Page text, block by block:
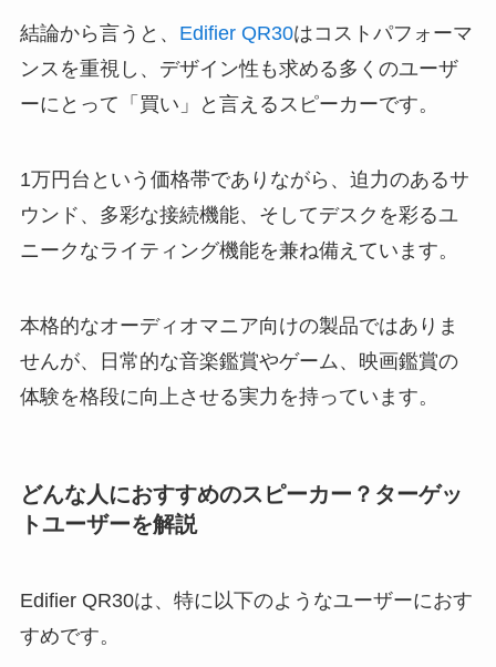
結論から言うと、 Edifier QR30はコストパフォーマ
ンスを重視し、デザイン性も求める多くのユーザ
ーにとって「買い」と言えるスピーカーです。
1万円台という価格帯でありながら、迫力のあるサ
ウンド、多彩な接続機能、そしてデスクを彩るユ
ニークなライティング機能を兼ね備えています。
本格的なオーディオマニア向けの製品ではありま
せんが、日常的な音楽鑑賞やゲーム、映画鑑賞の
体験を格段に向上させる実力を持っています。
どんな人におすすめのスピーカー？ターゲッ
トユーザーを解説
Edifier QR30は、特に以下のようなユーザーにおす
すめです。